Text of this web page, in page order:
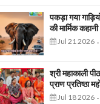
पकड़ा गया
की मार्मिक कहानी
Jul 21 2026-
श्री महाकाली
प्राण प्रतिष्ठा
Jul 18 2026-